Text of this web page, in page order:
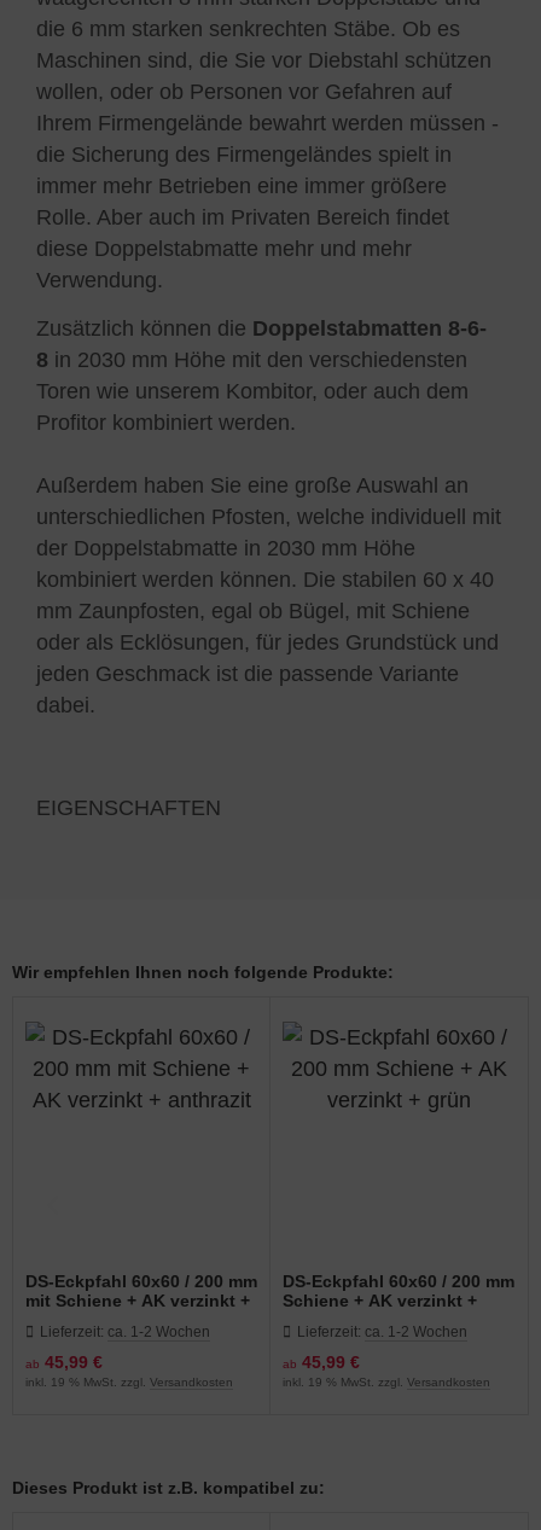
die 6 mm starken senkrechten Stäbe. Ob es
Maschinen sind, die Sie vor Diebstahl schützen
wollen, oder ob Personen vor Gefahren auf
Ihrem Firmengelände bewahrt werden müssen -
die Sicherung des Firmengeländes spielt in
immer mehr Betrieben eine immer größere
Rolle. Aber auch im Privaten Bereich findet
diese Doppelstabmatte mehr und mehr
Verwendung.
Zusätzlich können die Doppelstabmatten 8-6-
8 in 2030 mm Höhe mit den verschiedensten
Toren wie unserem Kombitor, oder auch dem
Profitor kombiniert werden.
Außerdem haben Sie eine große Auswahl an
unterschiedlichen Pfosten, welche individuell mit
der Doppelstabmatte in 2030 mm Höhe
kombiniert werden können. Die stabilen 60 x 40
mm Zaunpfosten, egal ob Bügel, mit Schiene
oder als Ecklösungen, für jedes Grundstück und
jeden Geschmack ist die passende Variante
dabei.
EIGENSCHAFTEN
Wir empfehlen Ihnen noch folgende Produkte:
DS-Eckpfahl 60x60 / 200 mm
mit Schiene + AK verzinkt +
Lieferzeit: ca. 1-2 Wochen
ab 45,99 €
inkl. 19 % MwSt. zzgl. Versandkosten
DS-Eckpfahl 60x60 / 200 mm
Schiene + AK verzinkt +
Lieferzeit: ca. 1-2 Wochen
ab 45,99 €
inkl. 19 % MwSt. zzgl. Versandkosten
Dieses Produkt ist z.B. kompatibel zu: